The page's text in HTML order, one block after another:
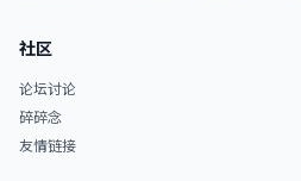
社区
论坛讨论
碎碎念
友情链接